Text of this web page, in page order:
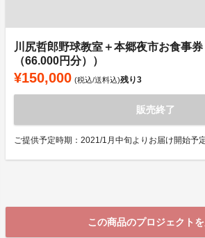
川尻哲郎野球教室＋本郷夜市お食事
（66.000円分））
¥150,000 (税込/送料込)残り3
販売終了
ご提供予定時期：2021/1月中旬よりお届け開始予
この商品のプロジェクト